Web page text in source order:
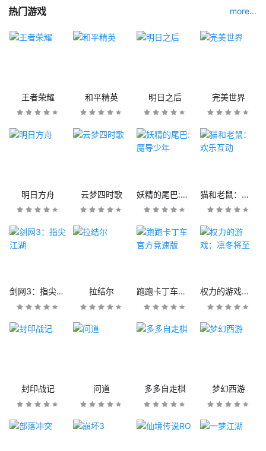
热门游戏 more...
王者荣耀 和平精英 明日之后 完美世界
明日方舟 云梦四时歌 妖精的尾巴:魔导少年 猫和老鼠：欢乐互动
剑网3：指尖江湖 拉结尔 跑跑卡丁车官方竞速版 权力的游戏：凛冬将至
封印战记 问道 多多自走棋 梦幻西游